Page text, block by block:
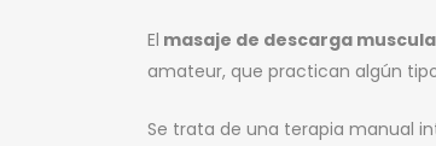
El masaje de descarga
amateur, que practican algún
Se trata de una terapia manual